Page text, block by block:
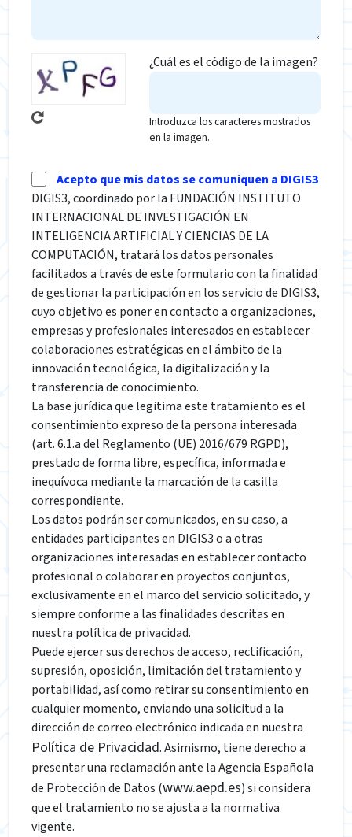
¿Cuál es el código de la imagen?
Introduzca los caracteres mostrados
en la imagen.
Acepto que mis datos se comuniquen a DIGIS3
DIGIS3, coordinado por la FUNDACIÓN INSTITUTO
INTERNACIONAL DE INVESTIGACIÓN EN
INTELIGENCIA ARTIFICIAL Y CIENCIAS DE LA
COMPUTACIÓN, tratará los datos personales
facilitados a través de este formulario con la finalidad
de gestionar la participación en los servicio de DIGIS3,
cuyo objetivo es poner en contacto a organizaciones,
empresas y profesionales interesados en establecer
colaboraciones estratégicas en el ámbito de la
innovación tecnológica, la digitalización y la
transferencia de conocimiento.
La base jurídica que legitima este tratamiento es el
consentimiento expreso de la persona interesada
(art. 6.1.a del Reglamento (UE) 2016/679 RGPD),
prestado de forma libre, específica, informada e
inequívoca mediante la marcación de la casilla
correspondiente.
Los datos podrán ser comunicados, en su caso, a
entidades participantes en DIGIS3 o a otras
organizaciones interesadas en establecer contacto
profesional o colaborar en proyectos conjuntos,
exclusivamente en el marco del servicio solicitado, y
siempre conforme a las finalidades descritas en
nuestra política de privacidad.
Puede ejercer sus derechos de acceso, rectificación,
supresión, oposición, limitación del tratamiento y
portabilidad, así como retirar su consentimiento en
cualquier momento, enviando una solicitud a la
dirección de correo electrónico indicada en nuestra
Política de Privacidad. Asimismo, tiene derecho a
presentar una reclamación ante la Agencia Española
de Protección de Datos (www.aepd.es) si considera
que el tratamiento no se ajusta a la normativa
vigente.